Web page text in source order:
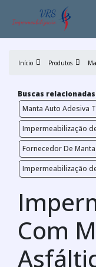
Início Produtos
Buscas
Manta Auto Adesiva
Impermeabilização
Fornecedor De
Impermeabilização
Com